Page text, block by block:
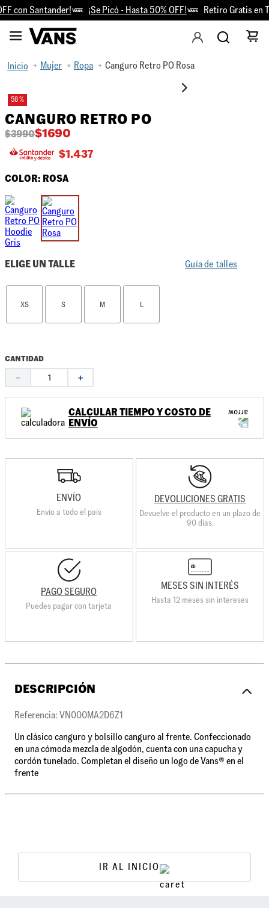
con Santander! ¡Se Picó - Hasta 50% OFF! Retiro Gratis en
Mujer Ropa Canguro Retro PO Rosa
58 %
CANGURO RETRO PO
$1690
$3990
$1.437
COLOR: ROSA
ELIGE UN TALLE Guía de talles
L
M
S
XS
CANTIDAD
＋
－
CALCULAR TIEMPO Y COSTO DE
ENVÍO
ENVÍO
Envio a todo el país
DEVOLUCIONES GRATIS
Devuelve el producto en un plazo de
90 días.
PAGO SEGURO
Puedes pagar con tarjeta
MESES SIN INTERÉS
Hasta 12 meses sin intereses
DESCRIPCIÓN
Referencia: VN000MA2D6Z1
Un clásico canguro y bolsillo canguro al frente. Confeccionado
en una cómoda mezcla de algodón, cuenta con una capucha y
cordón tunelado. Completan el diseño un logo de Vans® en el
frente
IR AL INICIO